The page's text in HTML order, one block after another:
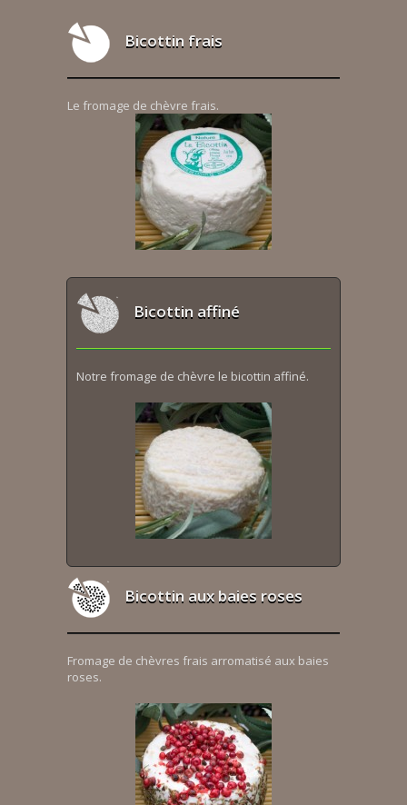
Bicottin frais
Le fromage de chèvre frais.
Bicottin affiné
Notre fromage de chèvre le bicottin affiné.
Bicottin aux baies roses
Fromage de chèvres frais arromatisé aux baies
roses.